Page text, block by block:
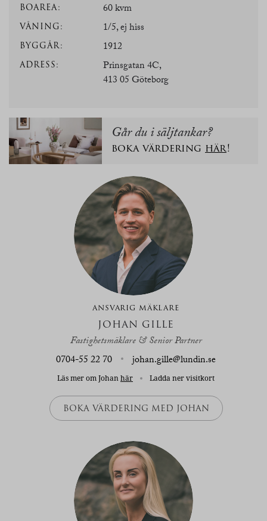
BOAREA: 60 kvm
VÅNING: 1/5, ej hiss
BYGGÅR: 1912
ADRESS:
Prinsgatan 4C,
413 05 Göteborg
Går du i säljtankar?
boka värdering här!
ANSVARIG MÄKLARE
JOHAN GILLE
Fastighetsmäklare & Senior Partner
0704-55 22 70
johan.gille@lundin.se
Läs mer om Johan här Ladda ner visitkort
BOKA VÄRDERING MED JOHAN